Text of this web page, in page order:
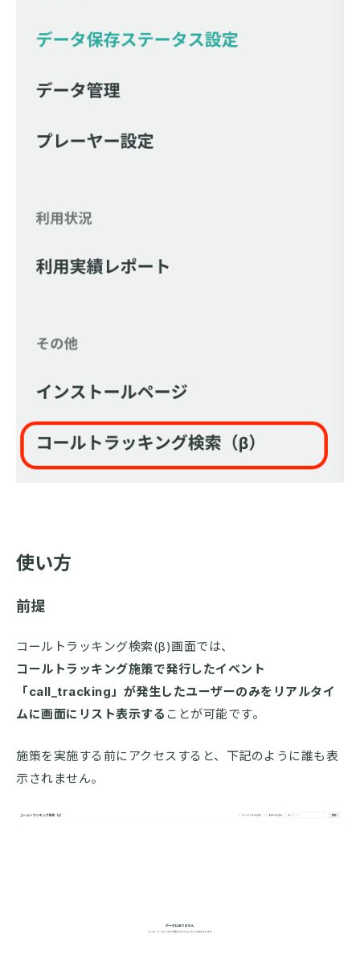
使い方
前提
コールトラッキング検索(β)画面では、
コールトラッキング施策で発行したイベント
「call_tracking」が発生したユーザーのみをリアルタイ
ムに画面にリスト表示する ことが可能です。
施策を実施する前にアクセスすると、下記のように誰も表
示されません。